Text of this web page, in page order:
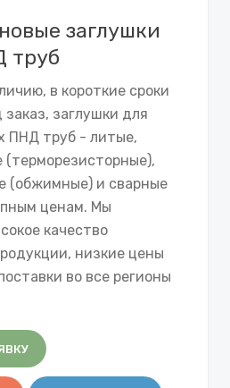
заглушки
труб
в короткие сроки
заглушки для
ПНД труб - литые,
(терморезисторные),
(обжимные) и сварные
ценам. Мы
качество
низкие цены
во все регионы